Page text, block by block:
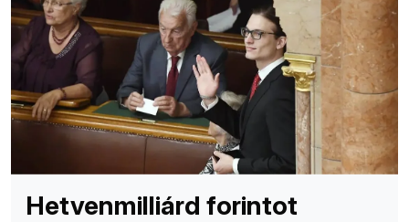
Hetvenmilliárd forintot